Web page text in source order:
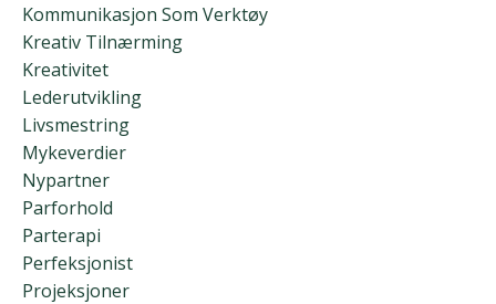
Kommunikasjon Som Verktøy
Kreativ Tilnærming
Kreativitet
Lederutvikling
Livsmestring
Mykeverdier
Nypartner
Parforhold
Parterapi
Perfeksjonist
Projeksjoner